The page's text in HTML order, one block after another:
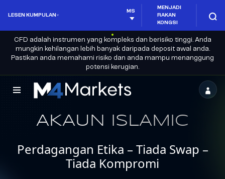
LESEN KUMPULAN
MS
MENJADI
RAKAN
KONGSI
CFD adalah instrumen yang kompleks dan berisiko tinggi. Anda
mungkin kehilangan lebih banyak daripada deposit awal anda.
Pastikan anda memahami risiko dan anda mampu menanggung
potensi kerugian.
M4Markets
Trading
Regulated
AKAUN ISLAMIC
Perdagangan Etika – Tiada Swap –
Tiada Kompromi